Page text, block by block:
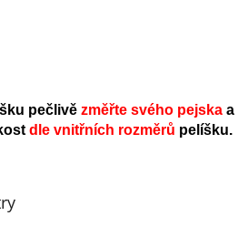
pečlivě změřte svého pejska a
dle vnitřních rozměrů pelíšku.